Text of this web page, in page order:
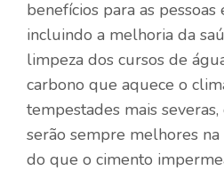
benefícios para as
incluindo a melhoria da
limpeza dos cursos de
carbono que aquece o
tempestades mais
serão sempre melhores
do que o cimento